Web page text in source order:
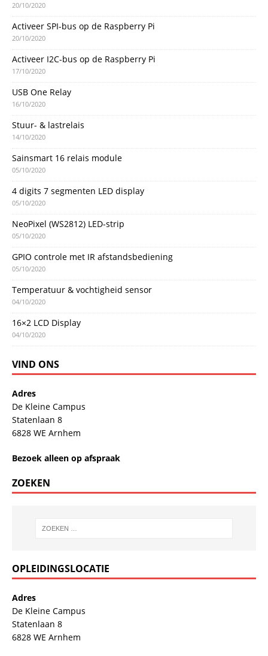
20/10/2020
Activeer SPI-bus op de Raspberry Pi
20/10/2020
Activeer I2C-bus op de Raspberry Pi
17/10/2020
USB One Relay
16/10/2020
Stuur- & lastrelais
14/10/2020
Sainsmart 16 relais module
05/10/2020
4 digits 7 segmenten LED display
05/10/2020
NeoPixel (WS2812) LED-strip
05/10/2020
GPIO controle met IR afstandsbediening
05/10/2020
Temperatuur & vochtigheid sensor
04/10/2020
16×2 LCD Display
04/10/2020
VIND ONS
Adres
De Kleine Campus
Statenlaan 8
6828 WE Arnhem
Bezoek alleen op afspraak
ZOEKEN
OPLEIDINGSLOCATIE
Adres
De Kleine Campus
Statenlaan 8
6828 WE Arnhem